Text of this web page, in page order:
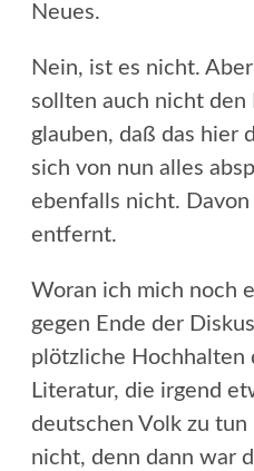
Neues.
Nein, ist es nicht.
sollten auch nicht den
glauben, daß das hier
sich von nun alles
ebenfalls nicht.
entfernt.
Woran ich mich noch
gegen Ende der
plötzliche Hochhalten
Literatur, die irgend
deutschen Volk zu
nicht, denn dann war